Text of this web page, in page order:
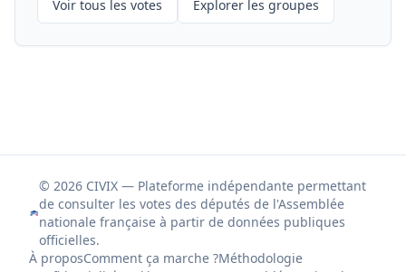
Voir tous les votes Explorer les groupes
© 2026 CIVIX — Plateforme indépendante permettant
de consulter les votes des députés de l'Assemblée
nationale française à partir de données publiques
officielles.
À proposComment ça marche ?Méthodologie